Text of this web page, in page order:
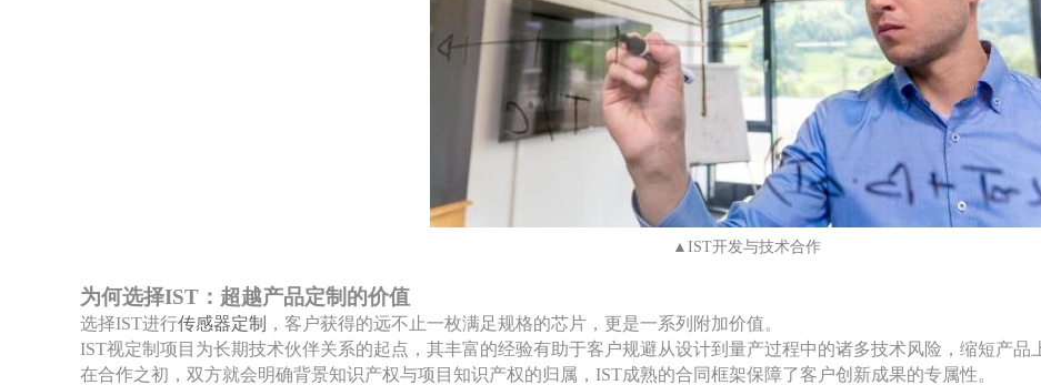
▲IST开发与技术合作
为何选择IST：超越产品定制的价值
选择IST进行传感器定制
，客户获得的远不止一枚满足规格的芯片，更是一系列附加价值。
IST视定制项目为长期技术伙伴关系的起点，其丰富的经验有助于客户规避从设计到量产过程中的诸多技术风险，缩短产品
在合作之初，双方就会明确背景知识产权与项目知识产权的归属， IST成熟的合同框架保障了客户创新成果的专属性。